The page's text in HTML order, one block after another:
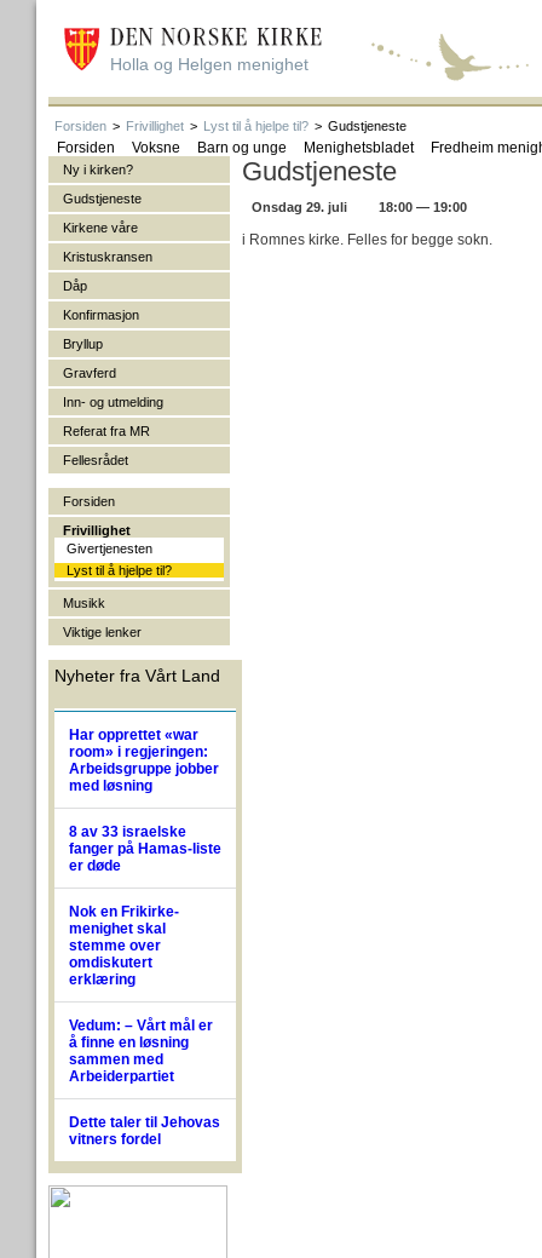
Holla og Helgen menighet
Forsiden > Frivillighet > Lyst til å hjelpe til? > Gudstjeneste
Forsiden Voksne Barn og unge Menighetsbladet Fredheim
Ny i kirken?
Gudstjeneste
Kirkene våre
Kristuskransen
Dåp
Konfirmasjon
Bryllup
Gravferd
Inn- og utmelding
Referat fra MR
Fellesrådet
Forsiden
Frivillighet
Givertjenesten
Lyst til å hjelpe til?
Musikk
Viktige lenker
Nyheter fra Vårt Land
Har opprettet «war
room» i regjeringen:
Arbeidsgruppe jobber
med løsning
8 av 33 israelske
fanger på Hamas-liste
er døde
Nok en Frikirke-
menighet skal
stemme over
omdiskutert
erklæring
Vedum: – Vårt mål er
å finne en løsning
sammen med
Arbeiderpartiet
Dette taler til Jehovas
vitners fordel
Gudstjeneste
Onsdag 29. juli 18:00 — 19:00
i Romnes kirke. Felles for begge sokn.